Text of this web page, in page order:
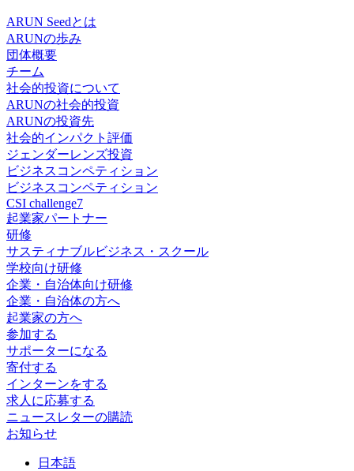
ARUN Seedとは
ARUNの歩み
団体概要
チーム
社会的投資について
ARUNの社会的投資
ARUNの投資先
社会的インパクト評価
ジェンダーレンズ投資
ビジネスコンペティション
ビジネスコンペティション
CSI challenge7
起業家パートナー
研修
サスティナブルビジネス・スクール
学校向け研修
企業・自治体向け研修
企業・自治体の方へ
起業家の方へ
参加する
サポーターになる
寄付する
インターンをする
求人に応募する
ニュースレターの購読
お知らせ
日 本語